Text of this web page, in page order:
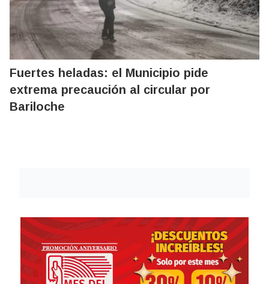
Fuertes heladas: el Municipio pide
extrema precaución al circular por
Bariloche